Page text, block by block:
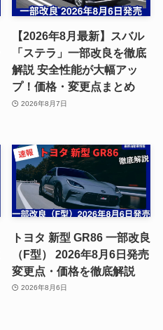
【2026年8月最新】スバル
「ステラ」一部改良を徹底
解説 安全性能が大幅アッ
プ！価格・変更点まとめ
2026年8月7日
トヨタ 新型 GR86 一部改良
（F型） 2026年8月6日発売
変更点・価格を徹底解説
2026年8月6日